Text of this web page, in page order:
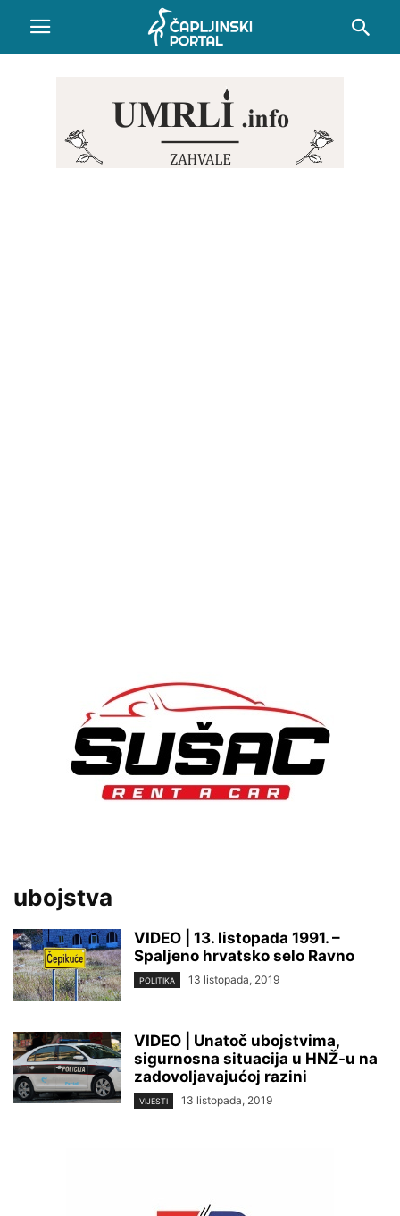
ubojstva
VIDEO | 13. listopada 1991. –
Spaljeno hrvatsko selo Ravno
POLITIKA 13 listopada, 2019
VIDEO | Unatoč ubojstvima,
sigurnosna situacija u HNŽ-u na
zadovoljavajućoj razini
VIJESTI 13 listopada, 2019